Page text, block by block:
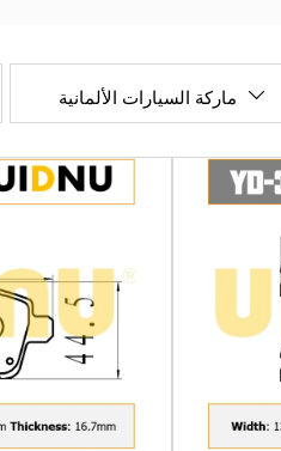
ماركة السيارات الألمانية 